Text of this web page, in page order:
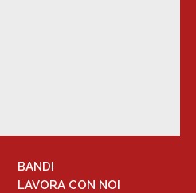
BANDI
LAVORA CON NOI